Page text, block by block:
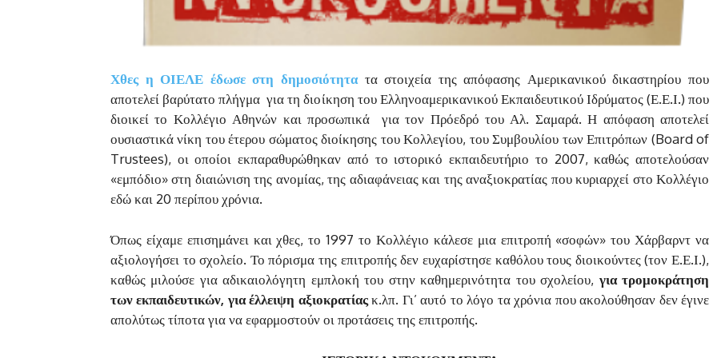
Χθες η ΟΙΕΛΕ έδωσε στη δημοσιότητατα στοιχεία της απόφασης Αμερικανικού δικαστηρίου που
αποτελεί βαρύτατο πλήγμα για τη διοίκηση του Ελληνοαμερικανικού Εκπαιδευτικού Ιδρύματος (Ε.Ε.Ι.) που
διοικεί το Κολλέγιο Αθηνών και προσωπικά για τον Πρόεδρό του Αλ. Σαμαρά. Η απόφαση αποτελεί
ουσιαστικά νίκη του έτερου σώματος διοίκησης του Κολλεγίου, του Συμβουλίου των Επιτρόπων (Board of
Trustees), οι οποίοι εκπαραθυρώθηκαν από το ιστορικό εκπαιδευτήριο το 2007, καθώς αποτελούσαν
«εμπόδιο» στη διαιώνιση της ανομίας, της αδιαφάνειας και της αναξιοκρατίας που κυριαρχεί στο Κολλέγιο
εδώ και 20 περίπου χρόνια.
Όπως είχαμε επισημάνει και χθες, το 1997 το Κολλέγιο κάλεσε μια επιτροπή «σοφών» του Χάρβαρντ να
αξιολογήσει το σχολείο. Το πόρισμα της επιτροπής δεν ευχαρίστησε καθόλου τους διοικούντες (τον Ε.Ε.Ι.),
καθώς μιλούσε για αδικαιολόγητη εμπλοκή του στην καθημερινότητα του σχολείου, για τρομοκράτηση
των εκπαιδευτικών, για έλλειψη αξιοκρατίαςκ.λπ. Γι’ αυτό το λόγο τα χρόνια που ακολούθησαν δεν έγινε
απολύτως τίποτα για να εφαρμοστούν οι προτάσεις της επιτροπής.